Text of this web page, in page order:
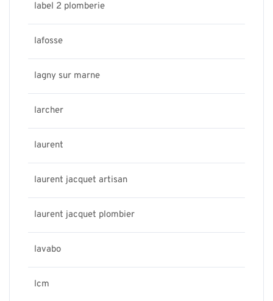
label 2 plomberie
lafosse
lagny sur marne
larcher
laurent
laurent jacquet artisan
laurent jacquet plombier
lavabo
lcm